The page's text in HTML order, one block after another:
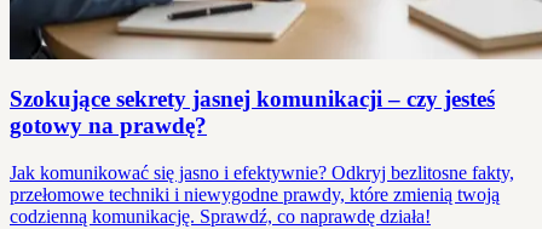
Szokujące sekrety jasnej komunikacji – czy jesteś
gotowy na prawdę?
Jak komunikować się jasno i efektywnie? Odkryj bezlitosne fakty,
przełomowe techniki i niewygodne prawdy, które zmienią twoją
codzienną komunikację. Sprawdź, co naprawdę działa!